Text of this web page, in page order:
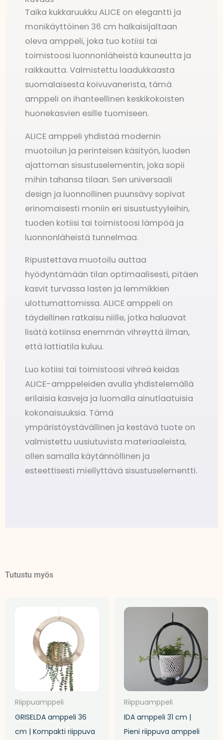
Taika kukkaruukku ALICE on elegantti ja
monikäyttöinen 36 cm halkaisijaltaan
oleva amppeli, joka tuo kotiisi tai
toimistoosi luonnonläheistä kauneutta ja
raikkautta. Valmistettu laadukkaasta
suomalaisesta koivuvanerista, tämä
amppeli on ihanteellinen keskikokoisten
huonekasvien esille tuomiseen.
ALICE amppeli yhdistää modernin
muotoilun ja perinteisen käsityön, luoden
ajattoman sisustuselementin, joka sopii
mihin tahansa tilaan. Sen universaali
design ja luonnollinen puunsävy sopivat
erinomaisesti moniin eri sisustustyyleihin,
tuoden kotiisi tai toimistoosi lämpöä ja
luonnonläheistä tunnelmaa.
Ripustettava muotoilu auttaa
hyödyntämään tilan optimaalisesti, pitäen
kasvit turvassa lasten ja lemmikkien
ulottumattomissa. ALICE amppeli on
täydellinen ratkaisu niille, jotka haluavat
lisätä kotiinsa enemmän vihreyttä ilman,
että lattiatila kuluu.
Luo kotiisi tai toimistoosi vihreä keidas
ALICE-amppeleiden avulla yhdistelemällä
erilaisia kasveja ja luomalla ainutlaatuisia
kokonaisuuksia. Tämä
ympäristöystävällinen ja kestävä tuote on
valmistettu uusiutuvista materiaaleista,
ollen samalla käytännöllinen ja
esteettisesti miellyttävä sisustuselementti.
Tutustu myös
Riippuamppeli
GRISELDA amppeli 36
cm | Kompakti riippuva
26,50 €
Riippuamppeli
IDA amppeli 31 cm |
Pieni riippuva amppeli
25,00 €
26,50 €